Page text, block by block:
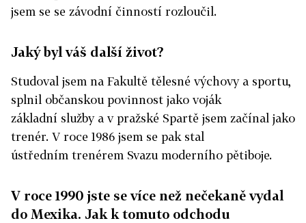
jsem se se závodní činností rozloučil.
Jaký byl váš další život?
Studoval jsem na Fakultě tělesné výchovy a sportu,
splnil občanskou povinnost jako voják
základní služby a v pražské Spartě jsem začínal jako
trenér. V roce 1986 jsem se pak stal
ústředním trenérem Svazu moderního pětiboje.
V roce 1990 jste se více než nečekaně vydal
do Mexika. Jak k tomuto odchodu